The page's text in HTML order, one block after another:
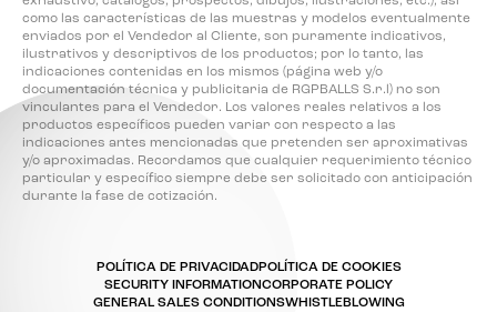
como las características de las muestras y modelos eventualmente
enviados por el Vendedor al Cliente, son puramente indicativos,
ilustrativos y descriptivos de los productos; por lo tanto, las
indicaciones contenidas en los mismos (página web y/o
documentación técnica y publicitaria de RGPBALLS S.r.l) no son
vinculantes para el Vendedor. Los valores reales relativos a los
productos específicos pueden variar con respecto a las
indicaciones antes mencionadas que pretenden ser aproximativas
y/o aproximadas. Recordamos que cualquier requerimiento técnico
particular y específico siempre debe ser solicitado con anticipación
durante la fase de cotización.
POLÍTICA DE PRIVACIDADPOLÍTICA DE COOKIES
SECURITY INFORMATIONCORPORATE POLICY
GENERAL SALES CONDITIONSWHISTLEBLOWING